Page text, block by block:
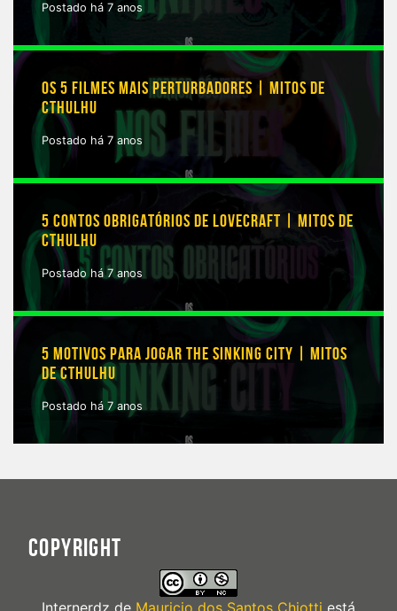
Postado há 7 anos
OS 5 FILMES MAIS PERTURBADORES | MITOS DE
CTHULHU
Postado há 7 anos
5 CONTOS OBRIGATÓRIOS DE LOVECRAFT | MITOS DE
CTHULHU
Postado há 7 anos
5 MOTIVOS PARA JOGAR THE SINKING CITY | MITOS
DE CTHULHU
Postado há 7 anos
COPYRIGHT